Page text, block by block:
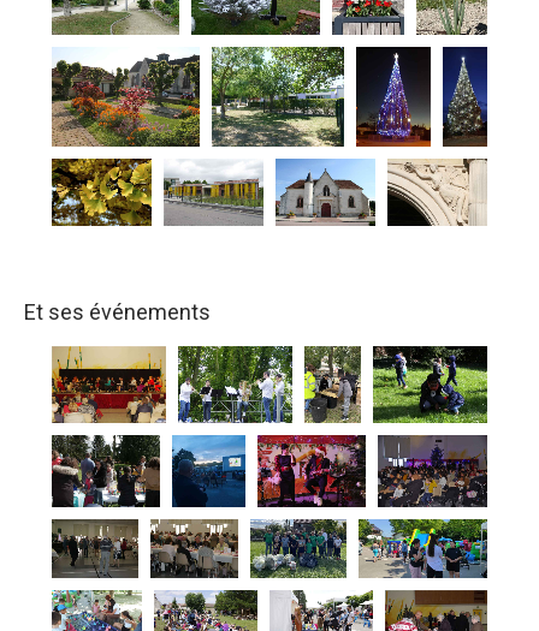
Et ses événements